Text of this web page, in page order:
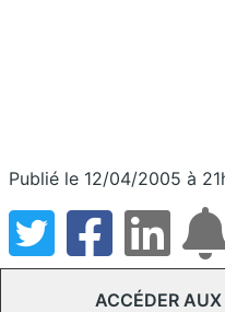
Publié le 12/04/2005 à
ACCÉDER